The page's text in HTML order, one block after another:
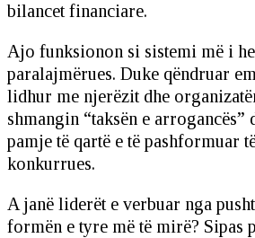
bilancet financiare.
Ajo funksionon si sistemi më i
paralajmërues. Duke qëndruar
lidhur me njerëzit dhe
shmangin “taksën e arrogancës”
pamje të qartë e të pashformuar
konkurrues.
A janë liderët e verbuar nga
formën e tyre më të mirë? Sipas